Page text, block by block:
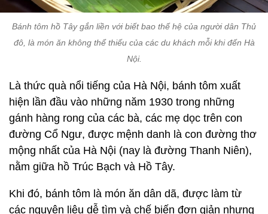
Bánh tôm hồ Tây gắn liền với biết bao thế hệ của người dân Thủ
đô, là món ăn không thể thiếu của các du khách mỗi khi đến Hà
Nội.
Là thức quà nổi tiếng của Hà Nội, bánh tôm xuất
hiện lần đầu vào những năm 1930 trong những
gánh hàng rong của các bà, các mẹ dọc trên con
đường Cổ Ngư, được mệnh danh là con đường thơ
mộng nhất của Hà Nội (nay là đường Thanh Niên),
nằm giữa hồ Trúc Bạch và Hồ Tây.
Khi đó, bánh tôm là món ăn dân dã, được làm từ
các nguyên liệu dễ tìm và chế biến đơn giản nhưng